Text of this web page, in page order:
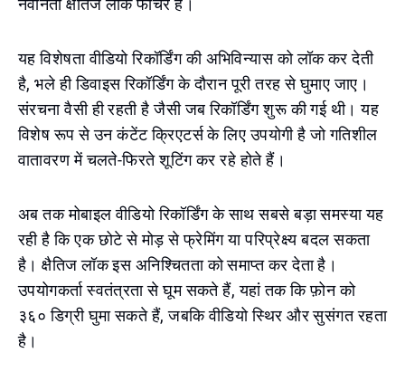
नवीनता क्षैतिज लॉक फीचर है।
यह विशेषता वीडियो रिकॉर्डिंग की अभिविन्यास को लॉक कर देती
है, भले ही डिवाइस रिकॉर्डिंग के दौरान पूरी तरह से घुमाए जाए।
संरचना वैसी ही रहती है जैसी जब रिकॉर्डिंग शुरू की गई थी। यह
विशेष रूप से उन कंटेंट क्रिएटर्स के लिए उपयोगी है जो गतिशील
वातावरण में चलते-फिरते शूटिंग कर रहे होते हैं।
अब तक मोबाइल वीडियो रिकॉर्डिंग के साथ सबसे बड़ा समस्या यह
रही है कि एक छोटे से मोड़ से फ्रेमिंग या परिप्रेक्ष्य बदल सकता
है। क्षैतिज लॉक इस अनिश्चितता को समाप्त कर देता है।
उपयोगकर्ता स्वतंत्रता से घूम सकते हैं, यहां तक कि फ़ोन को
३६० डिग्री घुमा सकते हैं, जबकि वीडियो स्थिर और सुसंगत रहता
है।